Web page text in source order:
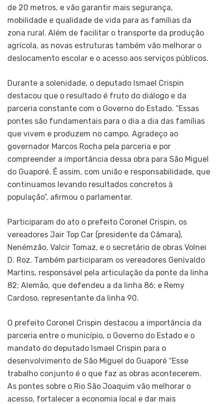
de 20 metros, e vão garantir mais segurança,
mobilidade e qualidade de vida para as famílias da
zona rural. Além de facilitar o transporte da produção
agrícola, as novas estruturas também vão melhorar o
deslocamento escolar e o acesso aos serviços públicos.
Durante a solenidade, o deputado Ismael Crispin
destacou que o resultado é fruto do diálogo e da
parceria constante com o Governo do Estado. “Essas
pontes são fundamentais para o dia a dia das famílias
que vivem e produzem no campo. Agradeço ao
governador Marcos Rocha pela parceria e por
compreender a importância dessa obra para São Miguel
do Guaporé. É assim, com união e responsabilidade, que
continuamos levando resultados concretos à
população”, afirmou o parlamentar.
Participaram do ato o prefeito Coronel Crispin, os
vereadores Jair Top Car (presidente da Câmara),
Nenémzão, Valcir Tomaz, e o secretário de obras Volnei
D. Roz. Também participaram os vereadores Genivaldo
Martins, responsável pela articulação da ponte da linha
82; Alemão, que defendeu a da linha 86; e Remy
Cardoso, representante da linha 90.
O prefeito Coronel Crispin destacou a importância da
parceria entre o município, o Governo do Estado e o
mandato do deputado Ismael Crispin para o
desenvolvimento de São Miguel do Guaporé “Esse
trabalho conjunto é o que faz as obras acontecerem.
As pontes sobre o Rio São Joaquim vão melhorar o
acesso, fortalecer a economia local e dar mais